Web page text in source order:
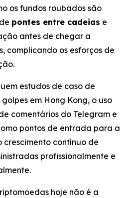
os fundos roubados são
pontes entre cadeias e
antes de chegar a
complicando os esforços de
estudos de caso de
em Hong Kong, o uso
comentários do Telegram e
pontos de entrada para a
crescimento contínuo de
profissionalmente e
hoje não é a